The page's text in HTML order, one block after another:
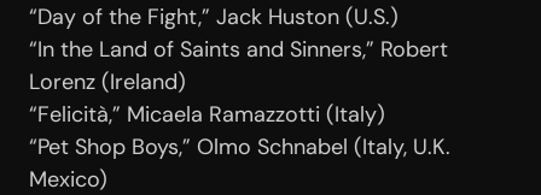
“Day of the Fight,” Jack Huston (U.S.)
“In the Land of Saints and Sinners,” Robert
Lorenz (Ireland)
“Felicità,” Micaela Ramazzotti (Italy)
“Pet Shop Boys,” Olmo Schnabel (Italy, U.K.
Mexico)